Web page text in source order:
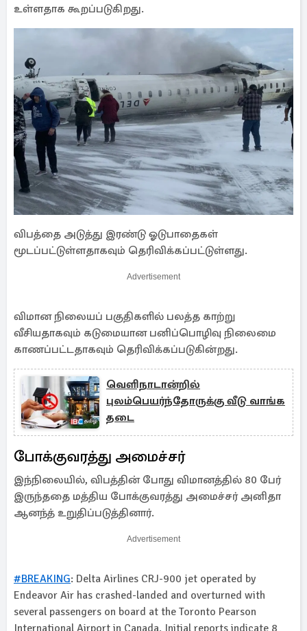
உள்ளதாக கூறப்படுகிறது.
விபத்தை அடுத்து இரண்டு ஓடுபாதைகள்
மூடப்பட்டுள்ளதாகவும் தெரிவிக்கப்பட்டுள்ளது.
Advertisement
விமான நிலையப் பகுதிகளில் பலத்த காற்று
வீசியதாகவும் கடுமையான பனிப்பொழிவு நிலைமை
காணப்பட்டதாகவும் தெரிவிக்கப்படுகின்றது.
வெளிநாடான்றில்
புலம்பெயர்ந்தோருக்கு வீடு வாங்க
தடை
போக்குவரத்து அமைச்சர்
இந்நிலையில், விபத்தின் போது விமானத்தில் 80 பேர்
இருந்ததை மத்திய போக்குவரத்து அமைச்சர் அனிதா
ஆனந்த் உறுதிப்படுத்தினார்.
Advertisement
#BREAKING: Delta Airlines CRJ-900 jet operated by
Endeavor Air has crashed-landed and overturned with
several passengers on board at the Toronto Pearson
International Airport in Canada. Initial reports indicate 8